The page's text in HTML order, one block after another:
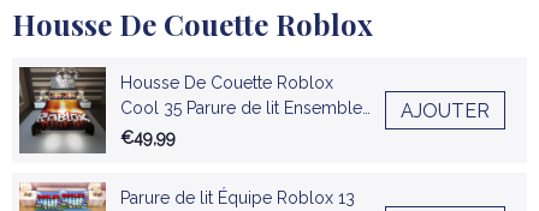
Housse De Couette Roblox
Housse De Couette Roblox
Cool 35 Parure de lit Ensemble
De Literie
€49,99
AJOUTER
Parure de lit Équipe Roblox 13